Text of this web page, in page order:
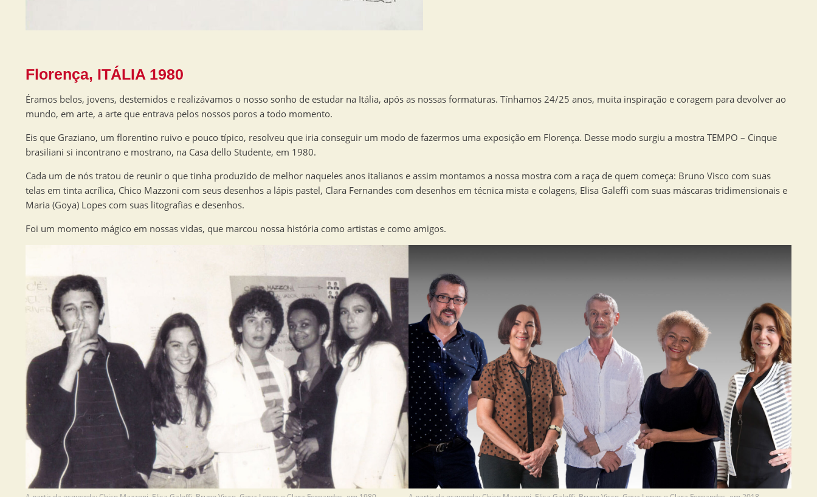
Florença, ITÁLIA 1980
Éramos belos, jovens, destemidos e realizávamos o nosso sonho de estudar na Itália, após as nossas formaturas. Tínhamos 24/25 anos, muita inspiração e coragem para devolver ao
mundo, em arte, a arte que entrava pelos nossos poros a todo momento.
Eis que Graziano, um florentino ruivo e pouco típico, resolveu que iria conseguir um modo de fazermos uma exposição em Florença. Desse modo surgiu a mostra TEMPO – Cinque
brasiliani si incontrano e mostrano, na Casa dello Studente, em 1980.
Cada um de nós tratou de reunir o que tinha produzido de melhor naqueles anos italianos e assim montamos a nossa mostra com a raça de quem começa: Bruno Visco com suas
telas em tinta acrílica, Chico Mazzoni com seus desenhos a lápis pastel, Clara Fernandes com desenhos em técnica mista e colagens, Elisa Galeffi com suas máscaras tridimensionais e
Maria (Goya) Lopes com suas litografias e desenhos.
Foi um momento mágico em nossas vidas, que marcou nossa história como artistas e como amigos.